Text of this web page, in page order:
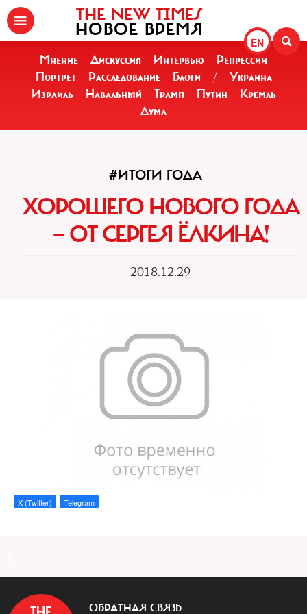
EN
THE NEW TIMES
НОВОЕ ВРЕМЯ
Мнение Дискуссия Интервью
Репрессии
Портрет
Расследование Блоги /
Украина
Израиль
Навальный Трамп Путин
Кремль
Дума
#ИТОГИ ГОДА
ХОРОШЕГО НОВОГО ГОДА
— ОТ СЕРГЕЯ ЁЛКИНА!
2018.12.29
X (Twitter) Telegram
ОБРАТНАЯ СВЯЗЬ